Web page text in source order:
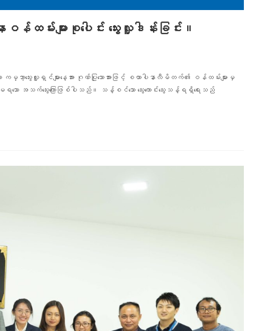
းများစုပေါင်း သွေးလှူဒါန်းခြင်း။
ျားနေ့အား ဂုဏ်ပြုသောအားဖြင့် စထာပါနာလီမိတက်၏ ဝန်ထမ်းများမှ
ာ အသက်သွေးကြောဖြစ်ပါသည်။ သန့်စင်သော သွေးကောင်းသွေးသန့်ရရှိရေးသည်